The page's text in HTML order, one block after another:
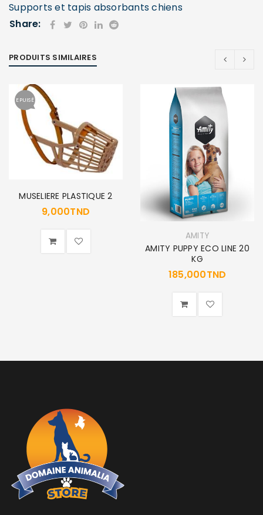
Supports et tapis absorbants chiens
Share:
PRODUITS SIMILAIRES
EPUISÉ
MUSELIERE PLASTIQUE 2
9,000TND
AMITY
AMITY PUPPY ECO LINE 20
KG
185,000TND